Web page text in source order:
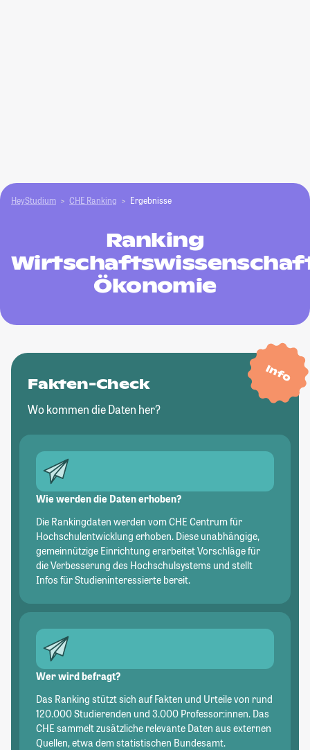
HeyStudium CHE Ranking Ergebnisse
Ranking
Ökonomie
Info
Fakten-Check
Wo kommen die Daten her?
Wie werden die Daten erhoben?
Die Rankingdaten werden vom CHE Centrum für
Hochschulentwicklung erhoben. Diese unabhängige,
gemeinnützige Einrichtung erarbeitet Vorschläge für
die Verbesserung des Hochschulsystems und stellt
Infos für Studieninteressierte bereit.
Wer wird befragt?
Das Ranking stützt sich auf Fakten und Urteile von rund
120.000 Studierenden und 3.000 Professor:innen. Das
CHE sammelt zusätzliche relevante Daten aus externen
Quellen, etwa dem statistischen Bundesamt.